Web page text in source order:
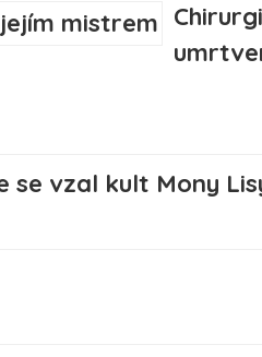
se vzal kult Mony